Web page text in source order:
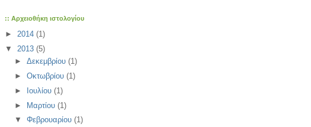
:: Αρχειοθήκη ιστολογίου
► 2014 (1)
▼ 2013 (5)
► Δεκεμβρίου (1)
► Οκτωβρίου (1)
►
Ιουλίου (1)
► Μαρτίου (1)
▼ Φεβρουαρίου (1)